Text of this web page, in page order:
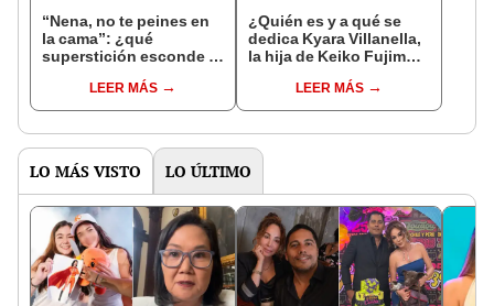
“Nena, no te peines en
la cama”: ¿qué
superstición esconde la
Enanitos Verdes?
LEER MÁS
¿Quién es y a qué se
dedica Kyara Villanella,
la hija de Keiko Fujimori
nivel nacional?
LEER MÁS
LO MÁS VISTO LO ÚLTIMO